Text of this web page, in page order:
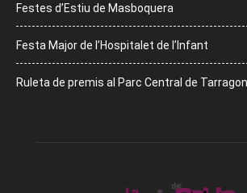
Festes d’Estiu de Masboquera
Festa Major de l’Hospitalet de l’Infant
Ruleta de premis al Parc Central de